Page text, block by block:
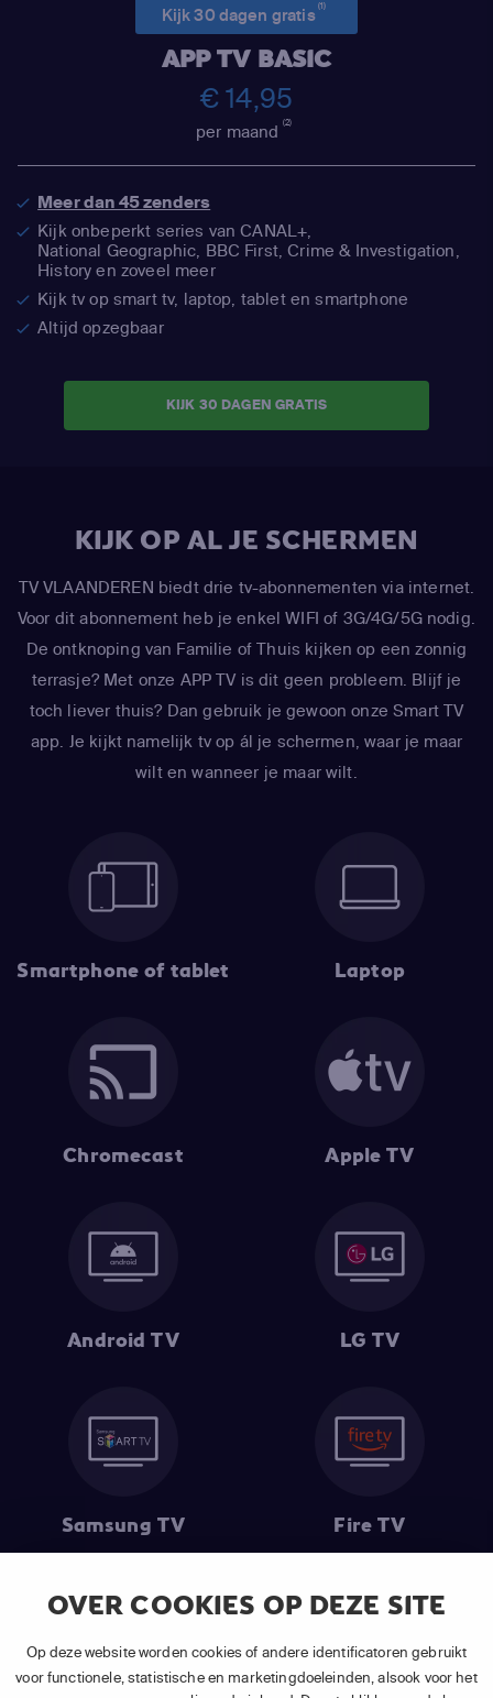
OVER COOKIES OP DEZE SITE
Op deze website worden cookies of andere identificatoren gebruikt
voor functionele, statistische en marketingdoeleinden, alsook voor het
Kijk 30 dagen gratis(1)
APP TV BASIC
€ 14,95
per maand(2)
Meer dan 45 zenders
Kijk onbeperkt series van CANAL+,
National Geographic, BBC First, Crime & Investigation,
History en zoveel meer
Kijk tv op smart tv, laptop, tablet en smartphone
Altijd opzegbaar
KIJK 30 DAGEN GRATIS
KIJK OP AL JE SCHERMEN
TV VLAANDEREN biedt drie tv-abonnementen via internet.
Voor dit abonnement heb je enkel WIFI of 3G/4G/5G nodig.
De ontknoping van Familie of Thuis kijken op een zonnig
terrasje? Met onze APP TV is dit geen probleem. Blijf je
toch liever thuis? Dan gebruik je gewoon onze Smart TV
app. Je kijkt namelijk tv op ál je schermen, waar je maar
wilt en wanneer je maar wilt.
Smartphone of tablet Laptop
Chromecast Apple TV
Android TV LG TV
Samsung TV Fire TV
(1) De eerste 30 dagen gratis: Geldig op alle nieuwe abonnementen
van APP TV Light, Basic of Plus.